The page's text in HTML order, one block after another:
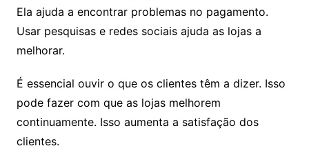
Ela ajuda a encontrar problemas no pagamento.
Usar pesquisas e redes sociais ajuda as lojas a
melhorar.
É essencial ouvir o que os clientes têm a dizer. Isso
pode fazer com que as lojas melhorem
continuamente. Isso aumenta a satisfação dos
clientes.